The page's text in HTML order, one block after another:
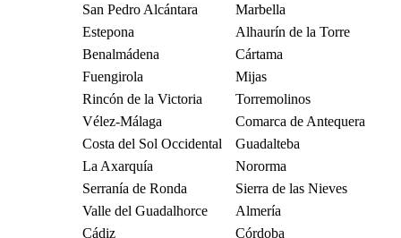
San Pedro Alcántara
Marbella
Estepona
Alhaurín de la Torre
Benalmádena
Cártama
Fuengirola
Mijas
Rincón de la Victoria
Torremolinos
Vélez-Málaga
Comarca de Antequera
Costa del Sol Occidental
Guadalteba
La Axarquía
Nororma
Serranía de Ronda
Sierra de las Nieves
Valle del Guadalhorce
Almería
Cádiz
Córdoba